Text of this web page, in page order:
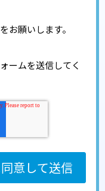
お願いします。
ームを送信してく